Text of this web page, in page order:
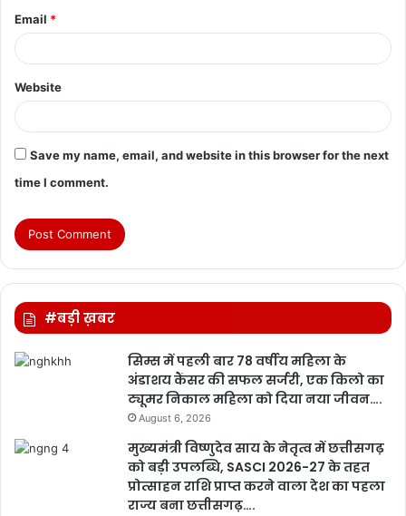
Email *
Website
Save my name, email, and website in this browser for the next
time I comment.
#बड़ी ख़बर
सिम्स में पहली बार 78 वर्षीय महिला के
अंडाशय कैंसर की सफल सर्जरी, एक किलो का
ट्यूमर निकाल महिला को दिया नया जीवन….
August 6, 2026
मुख्यमंत्री विष्णुदेव साय के नेतृत्व में छत्तीसगढ़
को बड़ी उपलब्धि, SASCI 2026-27 के तहत
प्रोत्साहन राशि प्राप्त करने वाला देश का पहला
राज्य बना छत्तीसगढ़….